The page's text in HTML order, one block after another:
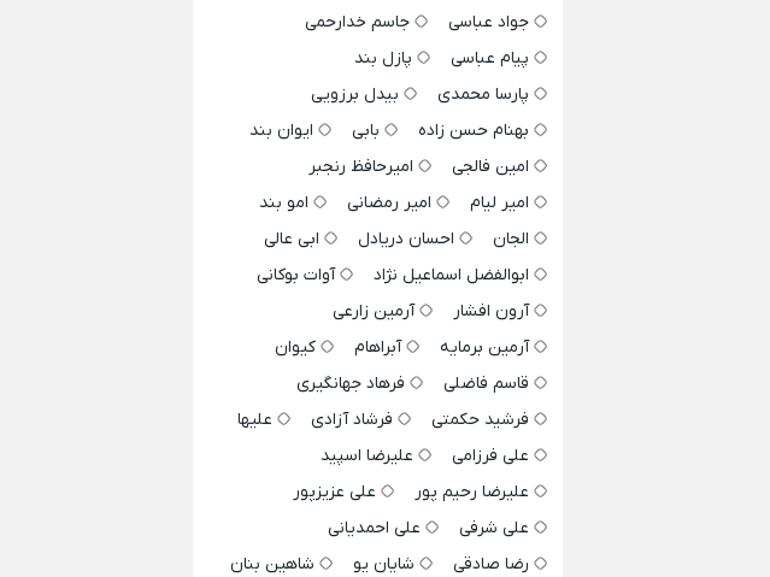
جواد عباسی
جاسم خدارحمی
پیام عباسی
پازل بند
پارسا محمدی
بیدل برزویی
بهنام حسن زاده
بابی
ایوان بند
امین فالجی
امیرحافظ رنجبر
امیر لیام
امیر رمضانی
امو بند
الجان
احسان دریادل
ابی عالی
ابوالفضل اسماعیل نژاد
آوات بوکانی
آرون افشار
آرمین زارعی
آرمین برمایه
آبراهام
کیوان
قاسم فاضلی
فرهاد جهانگیری
فرشید حکمتی
فرشاد آزادی
علیها
علی فرزامی
علیرضا اسپید
علیرضا رحیم پور
علی عزیزپور
علی شرفی
علی احمدیانی
رضا صادقی
شایان یو
شاهین بنان